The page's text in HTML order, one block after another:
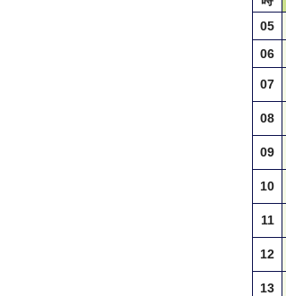
05
06
07
08
09
10
11
12
13